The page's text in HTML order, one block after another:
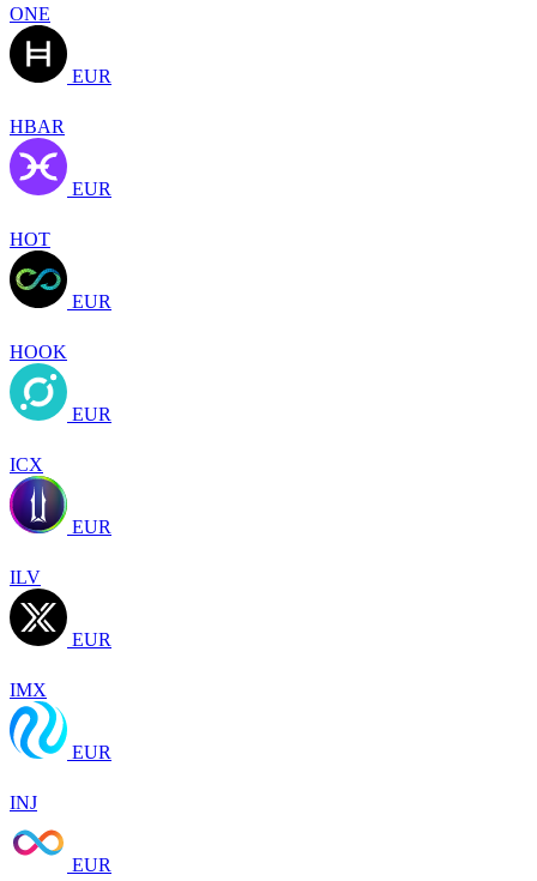
ONE
EUR
HBAR
EUR
HOT
EUR
HOOK
EUR
ICX
EUR
ILV
EUR
IMX
EUR
INJ
EUR